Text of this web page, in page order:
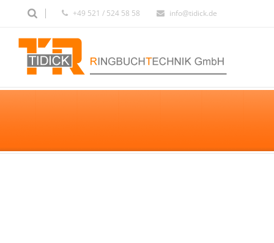
+49 521 / 524 58 58 info@tidick.de